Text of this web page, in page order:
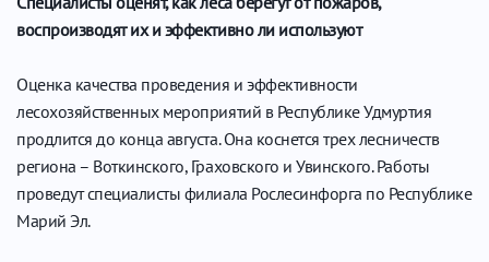
воспроизводят их и эффективно ли используют
Оценка качества проведения и эффективности
лесохозяйственных мероприятий в Республике Удмуртия
продлится до конца августа. Она коснется трех лесничеств
региона – Воткинского, Граховского и Увинского. Работы
проведут специалисты филиала Рослесинфорга по Республике
Марий Эл.